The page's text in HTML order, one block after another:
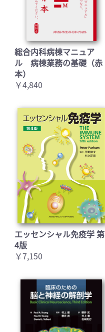
総合内科病棟マニュア
ル 病棟業務の基礎（赤
本）
￥4,840
エッセンシャル免疫学 第
4版
￥7,150